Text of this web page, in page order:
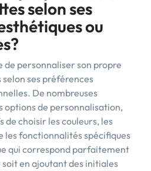
selon ses
ou
de personnaliser son propre
ses préférences
De nombreuses
options de personnalisation,
choisir les couleurs, les
les fonctionnalités spécifiques
qui correspond parfaitement
soit en ajoutant des initiales